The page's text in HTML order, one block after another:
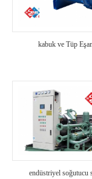
kabuk ve Tüp
endüstriyel soğutucu